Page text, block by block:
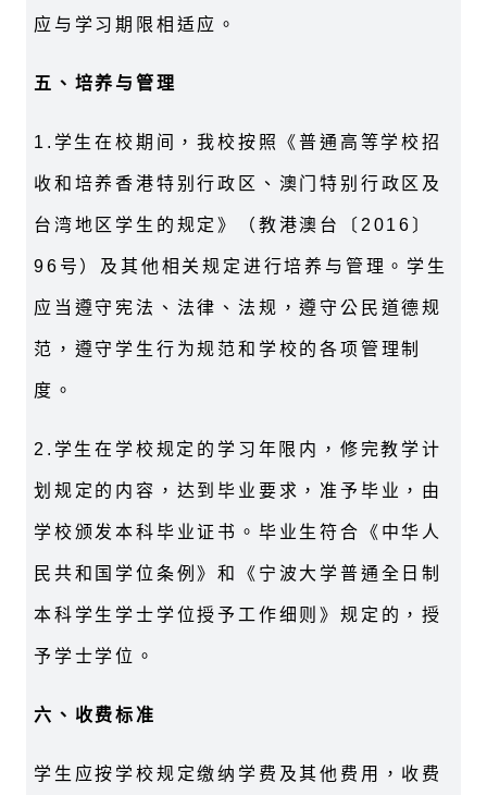
应与学习期限相适应。
五、培养与管理
1. 学生在校期间，我校按照《普通高等学校招
收和培养香港特别行政区、澳门特别行政区及
台湾地区学生的规定》（教港澳台〔 2016 〕
96 号）及其他相关规定进行培养与管理。学生
应当遵守宪法、法律、法规，遵守公民道德规
范，遵守学生行为规范和学校的各项管理制
度。
2. 学生在学校规定的学习年限内，修完教学计
划规定的内容，达到毕业要求，准予毕业，由
学校颁发本科毕业证书。毕业生符合《中华人
民共和国学位条例》和《宁波大学普通全日制
本科学生学士学位授予工作细则》规定的，授
予学士学位。
六、收费标准
学生应按学校规定缴纳学费及其他费用，收费